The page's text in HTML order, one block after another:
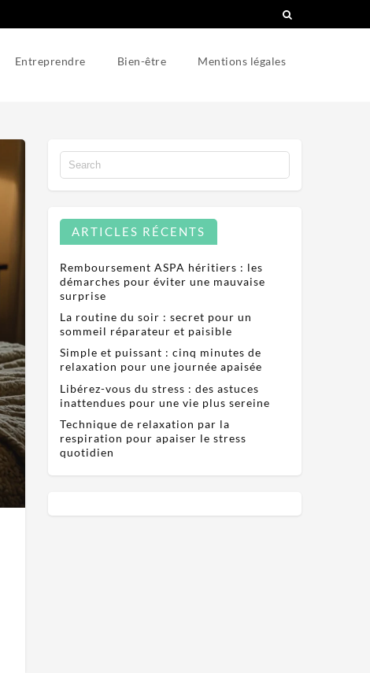
Entreprendre Bien-être Mentions légales
ARTICLES RÉCENTS
Remboursement ASPA héritiers : les
démarches pour éviter une mauvaise
surprise
La routine du soir : secret pour un
sommeil réparateur et paisible
Simple et puissant : cinq minutes de
relaxation pour une journée apaisée
Libérez-vous du stress : des astuces
inattendues pour une vie plus sereine
Technique de relaxation par la
respiration pour apaiser le stress
quotidien